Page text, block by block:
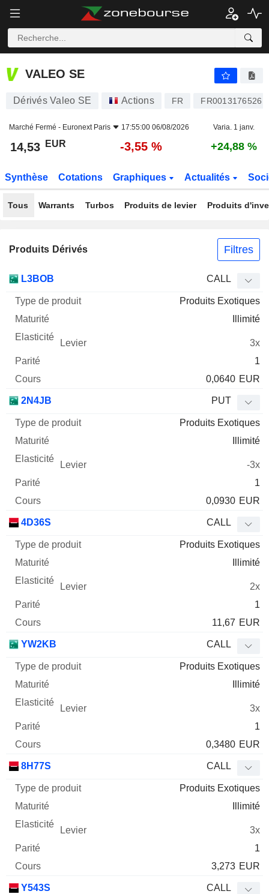
VALEO SE
VALEO SE
Dérivés Valeo SE Actions FR FR0013176526
Marché Fermé - Euronext Paris 17:55:00 06/08/2026 Varia. 1 janv.
14,53 EUR -3,55 % +24,88 %
Synthèse Cotations Graphiques Actualités
Tous Warrants Turbos Produits de levier Produits
Produits Dérivés Filtres
Mnemo Type produit
Elasticité Levier Parité
L3BOB CALL
Produits Exotiques
Illimité
3x
1
0,0640 EUR
2N4JB PUT
Produits Exotiques
Illimité
-3x
1
0,0930 EUR
4D36S CALL
Produits Exotiques
Illimité
2x
1
11,67 EUR
YW2KB CALL
Produits Exotiques
Illimité
3x
1
0,3480 EUR
8H77S CALL
Produits Exotiques
Illimité
3x
1
3,273 EUR
Y543S CALL